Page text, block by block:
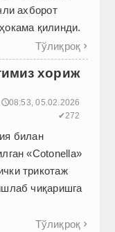
ахборот
қилинди.
Тўлиқроқ 
хориж
🕔08:53, 05.02.2026
✔272
билан
«Cotonella»
трикотаж
чиқаришга
Тўлиқроқ 